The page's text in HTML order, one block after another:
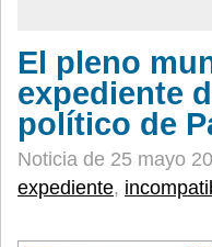
El pleno
expediente
político de
Noticia de 25 mayo
expediente,